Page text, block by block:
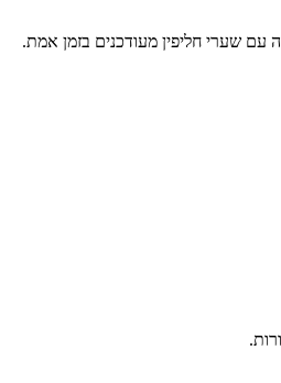
שערי חליפין מעודכנים בזמן אמת.